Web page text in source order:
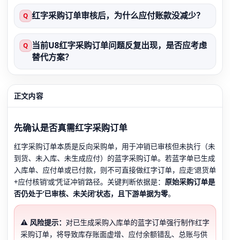
Q 红字采购订单审核后，为什么应付账款没减少？
Q 当前U8红字采购订单问题反复出现，是否应考虑
替代方案？
正文内容
先确认是否真需红字采购订单
红字采购订单本质是反向采购单，用于冲销已审核但未执行（未
到货、未入库、未生成应付）的蓝字采购订单。若蓝字单已生成
入库单、应付单或已付款，则不可直接做红字订单，应走‘退货单
+应付核销’或‘凭证冲销’路径。关键判断依据是： 原始采购订单是
否仍处于‘已审核、未关闭’状态，且下游单据为零。
⚠️ 风险提示： 对已生成采购入库单的蓝字订单强行制作红字
采购订单，将导致库存账面虚增、应付余额错乱、总账与供